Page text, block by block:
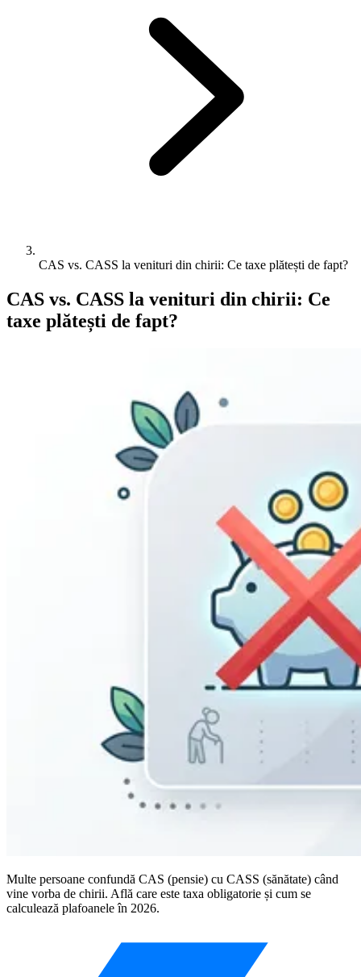
CAS vs. CASS la venituri din chirii: Ce taxe plătești de fapt?
CAS vs. CASS la venituri din chirii: Ce
taxe plătești de fapt?
Multe persoane confundă CAS (pensie) cu CASS (sănătate) când
vine vorba de chirii. Află care este taxa obligatorie și cum se
calculează plafoanele în 2026.